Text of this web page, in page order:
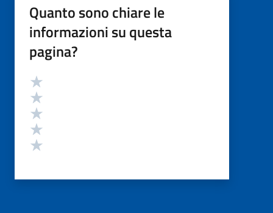
Quanto sono chiare le
informazioni su questa
pagina?
Valutazione